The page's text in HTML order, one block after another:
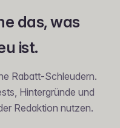
das, was
ist.
Rabatt-Schleudern.
Hintergründe und
Redaktion nutzen.